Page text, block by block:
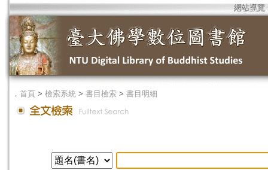
網站導覽
． 首頁 > 檢索系統 > 書目檢索 > 書目明細